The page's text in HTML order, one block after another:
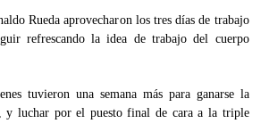
Rueda aprovecharon los tres días de trabajo
refrescando la idea de trabajo del cuerpo
tuvieron una semana más para ganarse la
y luchar por el puesto final de cara a la triple